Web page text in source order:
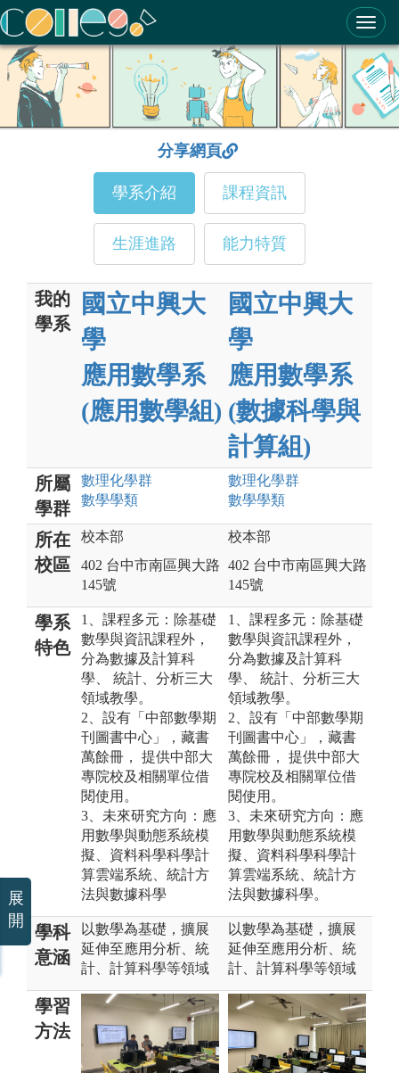
ColleGo! 大學選才與高中育才輔助系統
分享網頁
學系介紹 課程資訊
生涯進路 能力特質
我的
學系
國立中興大
學
應用數學系
(應用數學組)
國立中興大
學
應用數學系
(數據科學與
計算組)
所屬
學群
數理化學群
數學學類
數理化學群
數學學類
所在
校區
校本部
402 台中市南區興大路
145號
校本部
402 台中市南區興大路
145號
學系
特色
1、課程多元：除基礎
數學與資訊課程外，
分為數據及計算科
學、 統計、分析三大
領域教學。
2、設有「中部數學期
刊圖書中心」，藏書
萬餘冊， 提供中部大
專院校及相關單位借
閱使用。
3、未來研究方向：應
用數學與動態系統模
擬、資料科學科學計
算雲端系統、統計方
法與數據科學
1、課程多元：除基礎
數學與資訊課程外，
分為數據及計算科
學、 統計、分析三大
領域教學。
2、設有「中部數學期
刊圖書中心」，藏書
萬餘冊， 提供中部大
專院校及相關單位借
閱使用。
3、未來研究方向：應
用數學與動態系統模
擬、資料科學科學計
算雲端系統、統計方
法與數據科學。
學科
意涵
以數學為基礎，擴展
延伸至應用分析、統
計、計算科學等領域
以數學為基礎，擴展
延伸至應用分析、統
計、計算科學等領域
學習
方法
展
開